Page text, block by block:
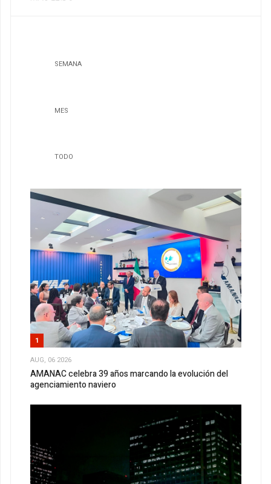
SEMANA
MES
TODO
1
AUG, 06 2026
AMANAC celebra 39 años marcando la evolución del
agenciamiento naviero